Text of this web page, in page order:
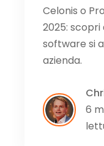
Celonis o
2025:
software si
azienda.
6